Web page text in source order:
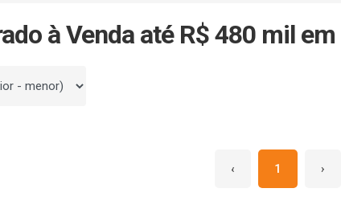
à Venda até R$ 480 mil
‹ 1 ›